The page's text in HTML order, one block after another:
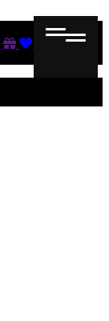
Gutscheine
Wunschliste
Warenkorb